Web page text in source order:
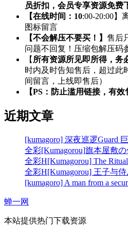
员折扣，会员专享资源免费
【在线时间：10:00-20:00】
图标留言
【不会解压不要买！】 售后
问题不回复！压缩包解压码
【 所有资源所见即所得，务
时内及时告知售后，超过此
间留言，上线即售后）
【PS：防止滥用链接，有效
近期文章
[kumagoro] 深夜巡逻Guard
全彩[Kumagorou]旗本屋敷
全彩H[Kumagorou] The
全彩H[Kumagorou] 王子与
[kumagoro] A man from a
蝉一网
本站提供热门下载资源